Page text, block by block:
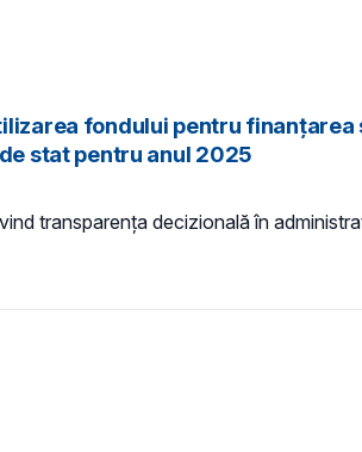
fondului pentru
stat pentru anul 2025
transparenţa decizională în